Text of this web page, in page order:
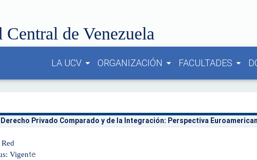
de Venezuela
LA UCV arrow_drop_down ORGANIZACIÓN arrow_drop_down FACULTADES arrow_drop_down
Derecho Privado Comparado y de la Integración: Perspectiva
Vigente